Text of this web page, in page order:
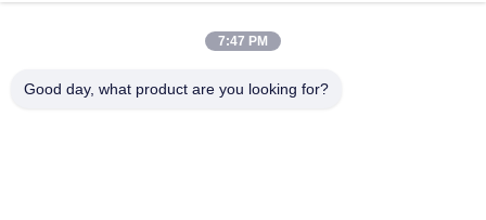
7:47 PM
Good day, what product are you looking for?